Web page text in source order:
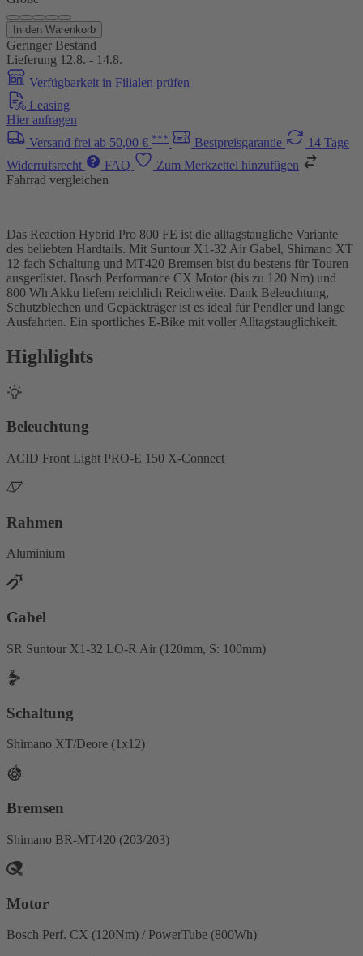
In den Warenkorb
Geringer Bestand
Lieferung 12.8. - 14.8.
Verfügbarkeit in Filialen prüfen
Leasing
Hier anfragen
Versand frei ab 50,00 € *** Bestpreisgarantie
14 Tage
Widerrufsrecht
FAQ
Zum Merkzettel hinzufügen
Fahrrad vergleichen
Das Reaction Hybrid Pro 800 FE ist die alltagstaugliche Variante
des beliebten Hardtails. Mit Suntour X1-32 Air Gabel, Shimano XT
12-fach Schaltung und MT420 Bremsen bist du bestens für Touren
ausgerüstet. Bosch Performance CX Motor (bis zu 120 Nm) und
800 Wh Akku liefern reichlich Reichweite. Dank Beleuchtung,
Schutzblechen und Gepäckträger ist es ideal für Pendler und lange
Ausfahrten. Ein sportliches E-Bike mit voller Alltagstauglichkeit.
Highlights
Beleuchtung
ACID Front Light PRO-E 150 X-Connect
Rahmen
Aluminium
Gabel
SR Suntour X1-32 LO-R Air (120mm, S: 100mm)
Schaltung
Shimano XT/Deore (1x12)
Bremsen
Shimano BR-MT420 (203/203)
Motor
Bosch Perf. CX (120Nm) / PowerTube (800Wh)